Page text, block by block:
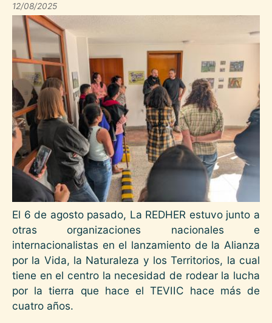
12/08/2025
Imagen
El 6 de agosto pasado, La REDHER estuvo junto a
otras organizaciones nacionales e
internacionalistas en el lanzamiento de la Alianza
por la Vida, la Naturaleza y los Territorios, la cual
tiene en el centro la necesidad de rodear la lucha
por la tierra que hace el TEVIIC hace más de
cuatro años.